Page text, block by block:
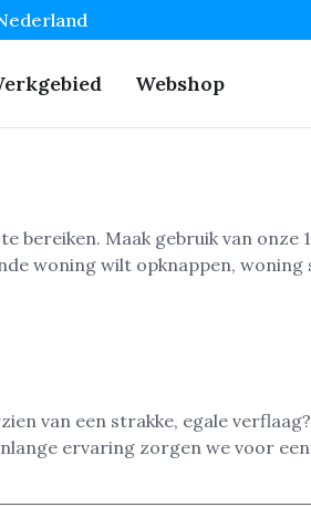
Webshop
bereiken. Maak gebruik van onze
woning wilt opknappen,
van een strakke, egale
ervaring zorgen we voor